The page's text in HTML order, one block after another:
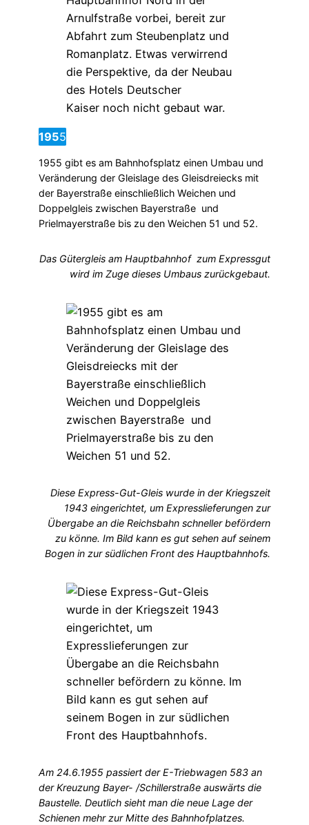
1955
1955 gibt es am Bahnhofsplatz einen Umbau und
Veränderung der Gleislage des Gleisdreiecks mit
der Bayerstraße einschließlich Weichen und
Doppelgleis zwischen Bayerstraße und
Prielmayerstraße bis zu den Weichen 51 und 52.
Das Gütergleis am Hauptbahnhof zum Expressgut
wird im Zuge dieses Umbaus zurückgebaut.
Diese Express-Gut-Gleis wurde in der Kriegszeit
1943 eingerichtet, um Expresslieferungen zur
Übergabe an die Reichsbahn schneller befördern
zu könne. Im Bild kann es gut sehen auf seinem
Bogen in zur südlichen Front des Hauptbahnhofs.
Am 24.6.1955 passiert der E-Triebwagen 583 an
der Kreuzung Bayer- /Schillerstraße auswärts die
Baustelle. Deutlich sieht man die neue Lage der
Schienen mehr zur Mitte des Bahnhofplatzes.